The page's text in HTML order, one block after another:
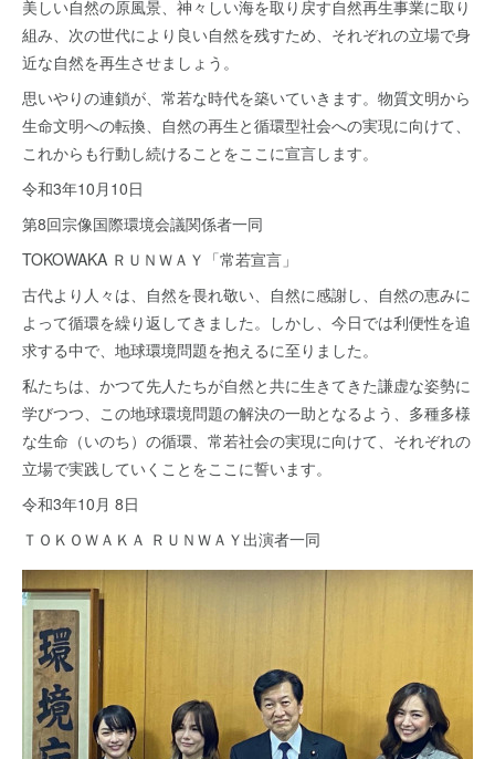
美しい自然の原風景、神々しい海を取り戻す自然再生事業に取り
組み、次の世代により良い自然を残すため、それぞれの立場で身
近な自然を再生させましょう。
思いやりの連鎖が、常若な時代を築いていきます。物質文明から
生命文明への転換、自然の再生と循環型社会への実現に向けて、
これからも行動し続けることをここに宣言します。
令和3年10月10日
第8回宗像国際環境会議関係者一同
TOKOWAKA ＲＵＮＷＡＹ「常若宣言」
古代より人々は、自然を畏れ敬い、自然に感謝し、自然の恵みに
よって循環を繰り返してきました。しかし、今日では利便性を追
求する中で、地球環境問題を抱えるに至りました。
私たちは、かつて先人たちが自然と共に生きてきた謙虚な姿勢に
学びつつ、この地球環境問題の解決の一助となるよう、多種多様
な生命（いのち）の循環、常若社会の実現に向けて、それぞれの
立場で実践していくことをここに誓います。
令和3年10月 8日
ＴＯＫＯＷＡＫＡ ＲＵＮＷＡＹ出演者一同